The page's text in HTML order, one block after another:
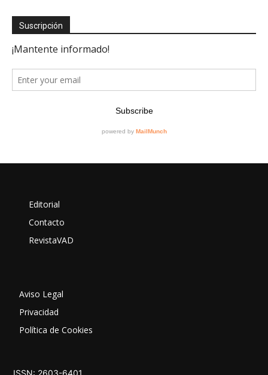
Suscripción
Editorial
Contacto
RevistaVAD
Aviso Legal
Privacidad
Política de Cookies